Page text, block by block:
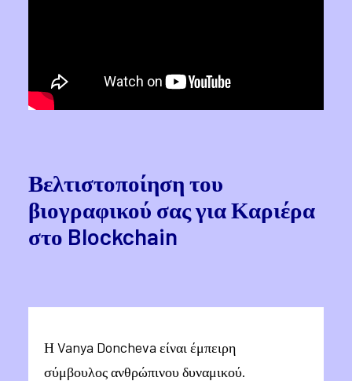
Βελτιστοποίηση του
βιογραφικού σας για Καριέρα
στο Blockchain
Η Vanya Doncheva είναι έμπειρη
σύμβουλος ανθρώπινου δυναμικού.